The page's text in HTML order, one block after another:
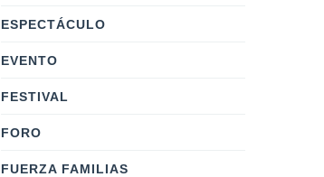
ESPECTÁCULO
EVENTO
FESTIVAL
FORO
FUERZA FAMILIAS